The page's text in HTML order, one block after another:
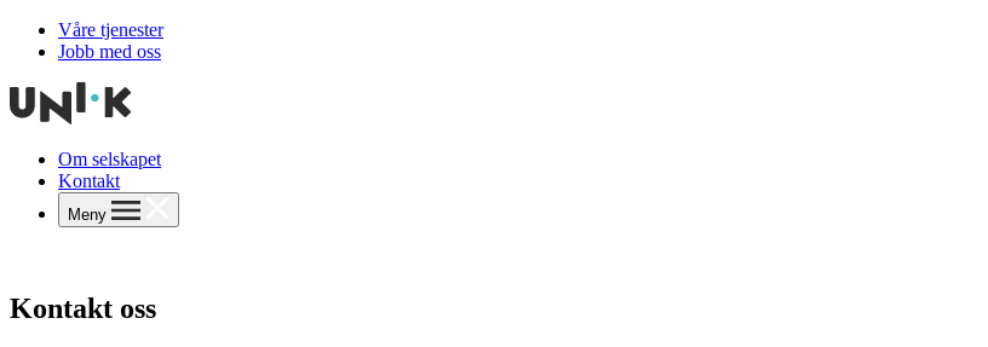
Våre tjenester
Jobb med oss
Om selskapet
Kontakt
Meny
Kontakt oss